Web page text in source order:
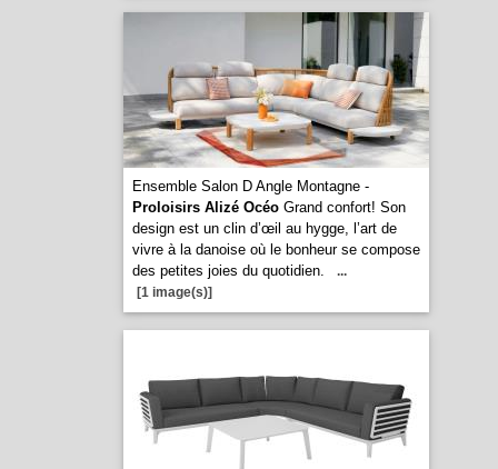
Ensemble Salon D Angle Montagne -
Proloisirs Alizé OcéoGrand confort! Son
design est un clin d’œil au hygge, l’art de
vivre à la danoise où le bonheur se compose
des petites joies du quotidien.
...
[1 image(s)]